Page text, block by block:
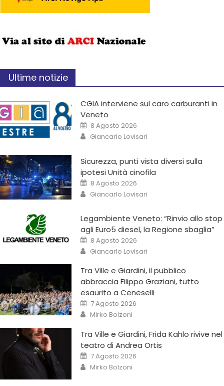
Ultime notizie
CGIA interviene sul caro carburanti in
Veneto
8 Agosto 2026
Giancarlo Lovisari
Sicurezza, punti vista diversi sulla
ipotesi Unità cinofila
8 Agosto 2026
Giancarlo Lovisari
Legambiente Veneto: “Rinvio allo stop
agli Euro5 diesel, la Regione sbaglia”
8 Agosto 2026
Giancarlo Lovisari
Tra Ville e Giardini, il pubblico
abbraccia Filippo Graziani, tutto
esaurito a Ceneselli
7 Agosto 2026
Mirko Bolzoni
Tra Ville e Giardini, Frida Kahlo rivive nel
teatro di Andrea Ortis
7 Agosto 2026
Mirko Bolzoni